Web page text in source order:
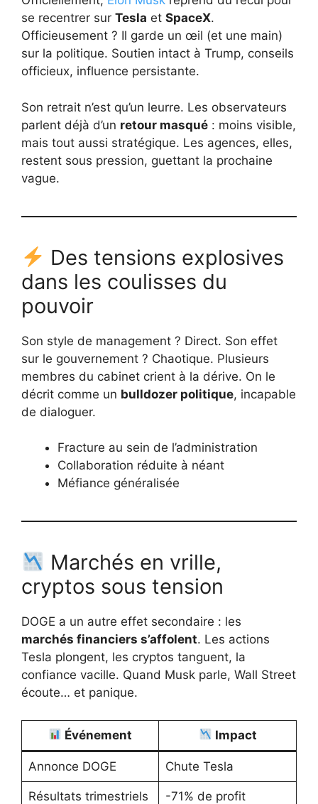
se recentrer sur Tesla et SpaceX.
Officieusement ? Il garde un œil (et une main)
sur la politique. Soutien intact à Trump, conseils
officieux, influence persistante.
Son retrait n’est qu’un leurre. Les observateurs
parlent déjà d’un retour masqué : moins visible,
mais tout aussi stratégique. Les agences, elles,
restent sous pression, guettant la prochaine
vague.
Des tensions explosives
dans les coulisses du
pouvoir
Son style de management ? Direct. Son effet
sur le gouvernement ? Chaotique. Plusieurs
membres du cabinet crient à la dérive. On le
décrit comme un bulldozer politique, incapable
de dialoguer.
Fracture au sein de l’administration
Collaboration réduite à néant
Méfiance généralisée
Marchés en vrille,
cryptos sous tension
DOGE a un autre effet secondaire : les
marchés financiers s’affolent. Les actions
Tesla plongent, les cryptos tanguent, la
confiance vacille. Quand Musk parle, Wall Street
écoute… et panique.
Événement Impact
Annonce DOGE Chute Tesla
Résultats trimestriels -71% de profit